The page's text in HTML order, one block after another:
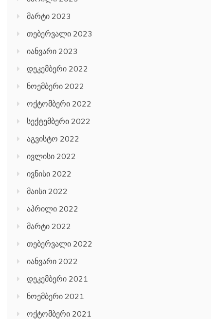
მარტი 2023
თებერვალი 2023
იანვარი 2023
დეკემბერი 2022
ნოემბერი 2022
ოქტომბერი 2022
სექტემბერი 2022
აგვისტო 2022
ივლისი 2022
ივნისი 2022
მაისი 2022
აპრილი 2022
მარტი 2022
თებერვალი 2022
იანვარი 2022
დეკემბერი 2021
ნოემბერი 2021
ოქტომბერი 2021